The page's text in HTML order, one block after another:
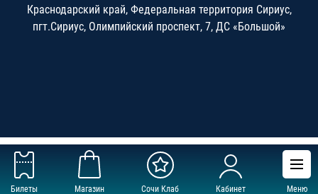
Билеты Магазин Сочи Клаб Кабинет Меню
Краснодарский край, Федеральная территория Сириус,
пгт.Сириус, Олимпийский проспект, 7, ДС «Большой»